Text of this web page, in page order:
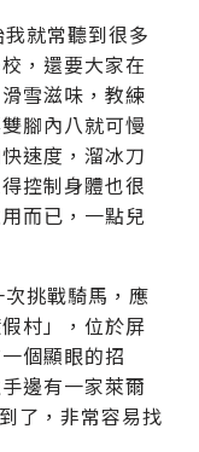
就常聽到很多
，還要大家在
雪滋味，教練
腳內八就可慢
速度，溜冰刀
控制身體也很
而已，一點兒
挑戰騎馬，應
村」，位於屏
個顯眼的招
邊有一家萊爾
了，非常容易找